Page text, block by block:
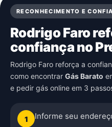
RECONHECIMENTO E
Rodrigo Faro
confiança no
Rodrigo Faro reforça a
como encontrar Gás Barato
e pedir gás online em 3
1 Informe seu